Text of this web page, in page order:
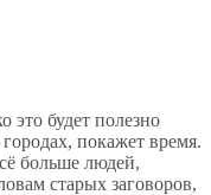
это будет полезно
покажет время.
больше людей,
старых заговоров,